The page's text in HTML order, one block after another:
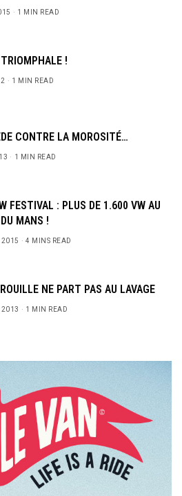
1 MIN READ
!
1 MIN READ
CONTRE LA MOROSITÉ…
1 MIN READ
FESTIVAL : PLUS DE 1.600 VW AU
MANS !
4 MINS READ
NE PART PAS AU LAVAGE
2013 1 MIN READ